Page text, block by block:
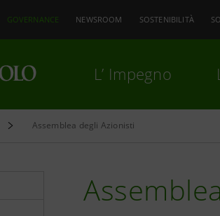
GOVERNANCE NEWSROOM SOSTENIBILITÀ
L’ Impegno
Assemblea degli Azionisti